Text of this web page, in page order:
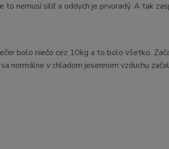
to nemusí siliť a oddych je prvoradý. A tak
bolo niečo cez 10kg a to bolo všetko.
normálne v chladom jesennom vzduchu